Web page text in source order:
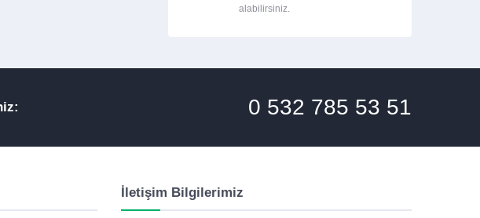
alabilirsiniz.
0 532 785 53 51
İletişim Bilgilerimiz